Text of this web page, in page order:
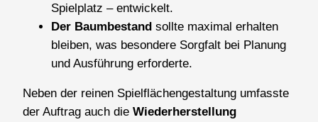
Spielplatz – entwickelt.
Der Baumbestand sollte maximal erhalten
bleiben, was besondere Sorgfalt bei Planung
und Ausführung erforderte.
Neben der reinen Spielflächengestaltung umfasste
der Auftrag auch die Wiederherstellung